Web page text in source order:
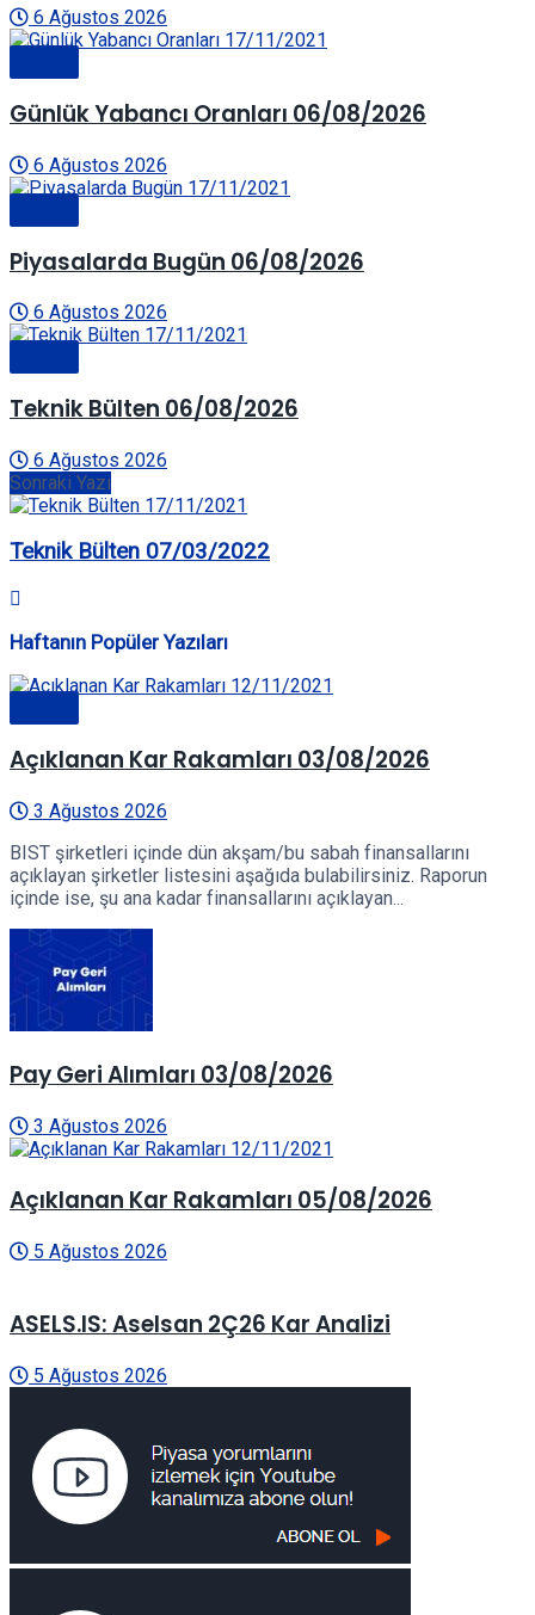
6 Ağustos 2026
Günlük Yabancı Oranları 06/08/2026
6 Ağustos 2026
Piyasalarda Bugün 06/08/2026
6 Ağustos 2026
Teknik Bülten 06/08/2026
6 Ağustos 2026
Sonraki Yazı
Teknik Bülten 07/03/2022
Haftanın Popüler Yazıları
Açıklanan Kar Rakamları 03/08/2026
3 Ağustos 2026
BIST şirketleri içinde dün akşam/bu sabah finansallarını
açıklayan şirketler listesini aşağıda bulabilirsiniz. Raporun
içinde ise, şu ana kadar finansallarını açıklayan...
Pay Geri Alımları 03/08/2026
3 Ağustos 2026
Açıklanan Kar Rakamları 05/08/2026
5 Ağustos 2026
ASELS.IS: Aselsan 2Ç26 Kar Analizi
5 Ağustos 2026